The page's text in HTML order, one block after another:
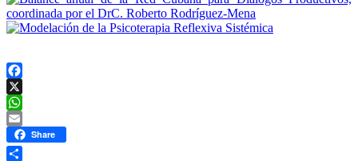
Facebook
X
WhatsApp
EmailShare